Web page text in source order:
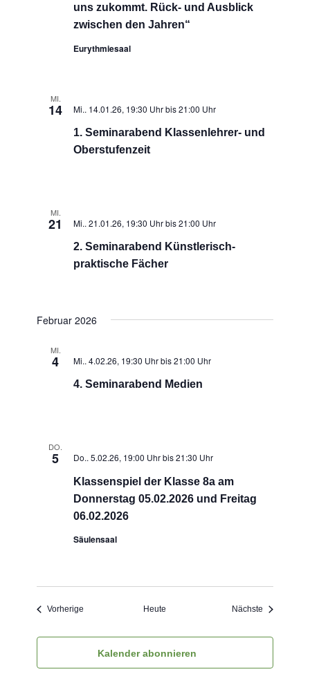
uns zukommt. Rück- und Ausblick
zwischen den Jahren“
Eurythmiesaal
MI.
14 Mi.. 14.01.26, 19:30 Uhrbis21:00 Uhr
1. Seminarabend Klassenlehrer- und
Oberstufenzeit
MI.
21 Mi.. 21.01.26, 19:30 Uhrbis21:00 Uhr
2. Seminarabend Künstlerisch-
praktische Fächer
Februar 2026
MI.
4 Mi.. 4.02.26, 19:30 Uhrbis21:00 Uhr
4. Seminarabend Medien
DO.
5 Do.. 5.02.26, 19:00 Uhrbis21:30 Uhr
Klassenspiel der Klasse 8a am
Donnerstag 05.02.2026 und Freitag
06.02.2026
Säulensaal
Vorherige VeranstaltungenHeute Nächste
Kalender abonnieren